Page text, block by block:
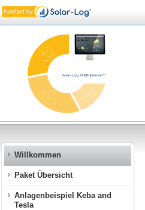
Willkommen
Paket Übersicht
Anlagenbeispiel Keba and
Tesla